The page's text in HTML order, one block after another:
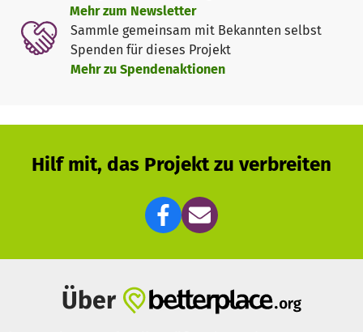
Mehr zum Newsletter
Sammle gemeinsam mit Bekannten selbst
Spenden für dieses Projekt
Mehr zu Spendenaktionen
Hilf mit, das Projekt zu verbreiten
Über